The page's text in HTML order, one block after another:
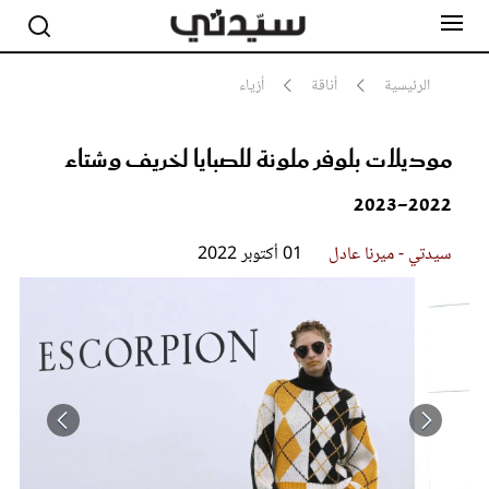
الرئيسية أناقة أزياء
موديلات بلوفر ملونة للصبايا لخريف وشتاء
2022-2023
سيدتي - ميرنا عادل 01 أكتوبر 2022
مشاهير
جمال
سيدتي وطفلك
بلس+
مطبخ سيدتي
مقالات الرأي
ستايل